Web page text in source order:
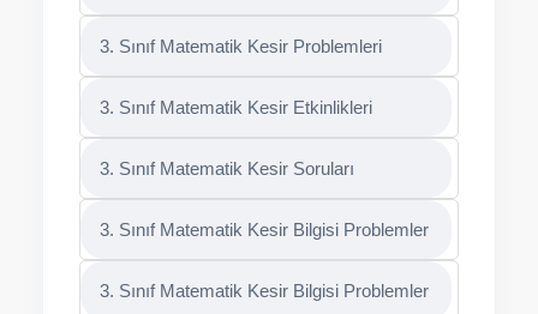
3. Sınıf Matematik Kesir Problemleri
3. Sınıf Matematik Kesir Etkinlikleri
3. Sınıf Matematik Kesir Soruları
3. Sınıf Matematik Kesir Bilgisi Problemler
3. Sınıf Matematik Kesir Bilgisi Problemler